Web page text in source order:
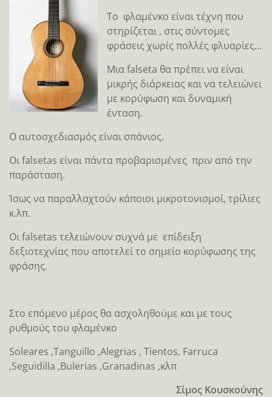
Το φλαμένκο είναι τέχνη που
στηρίζεται , στις σύντομες
φράσεις χωρίς πολλές φλυαρίες…
Μια falseta θα πρέπει να είναι
μικρής διάρκειας και να τελειώνει
με κορύφωση και δυναμική
ένταση.
Ο αυτοσχεδιασμός είναι σπάνιος.
Οι falsetas είναι πάντα προβαρισμένες πριν από την
παράσταση.
Ίσως να παραλλαχτούν κάποιοι μικροτονισμοί, τρίλιες
κ.λπ.
Οι falsetas τελειώνουν συχνά με επίδειξη
δεξιοτεχνίας που αποτελεί το σημείο κορύφωσης της
φράσης.
Στο επόμενο μέρος θα ασχοληθούμε και με τους
ρυθμούς του φλαμένκο
Soleares ,Tanguillo ,Alegrias , Tientos, Farruca
,Seguidilla ,Bulerias ,Granadinas ,κλπ
Σίμος Κουσκούνης